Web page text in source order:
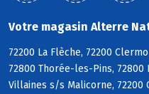
Votre magasin Alterre
72200 La Flèche, 72200
72800 Thorée-les-Pins, 72800
Villaines s/s Malicorne, 72200